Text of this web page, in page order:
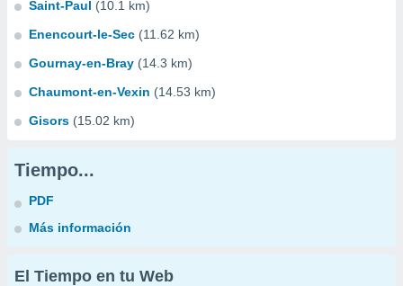
Saint-Paul (10.1 km)
Enencourt-le-Sec (11.62 km)
Gournay-en-Bray (14.3 km)
Chaumont-en-Vexin (14.53 km)
Gisors (15.02 km)
Tiempo...
PDF
Más información
El Tiempo en tu Web